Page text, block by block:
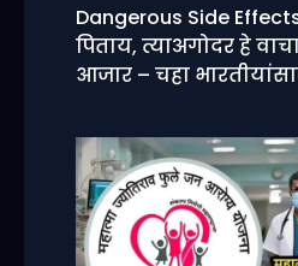
Dangerous Side
पिताय, त्याअगोदर हे
आजार – चहा